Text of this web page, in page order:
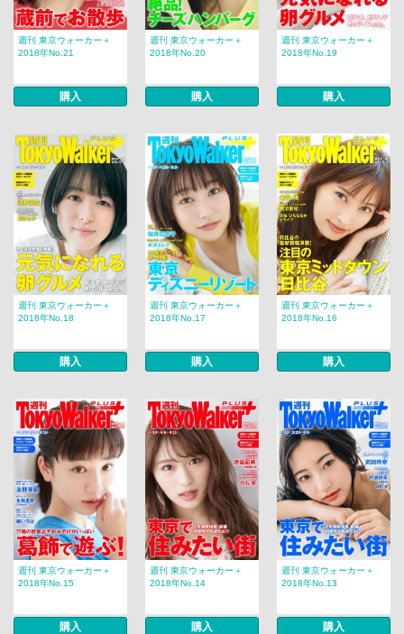
週刊 東京ウォーカー＋
2018年No.21
購入
週刊 東京ウォーカー＋
2018年No.20
購入
週刊 東京ウォーカー＋
2018年No.19
購入
週刊 東京ウォーカー＋
2018年No.18
購入
週刊 東京ウォーカー＋
2018年No.17
購入
週刊 東京ウォーカー＋
2018年No.16
購入
週刊 東京ウォーカー＋
2018年No.15
購入
週刊 東京ウォーカー＋
2018年No.14
購入
週刊 東京ウォーカー＋
2018年No.13
購入